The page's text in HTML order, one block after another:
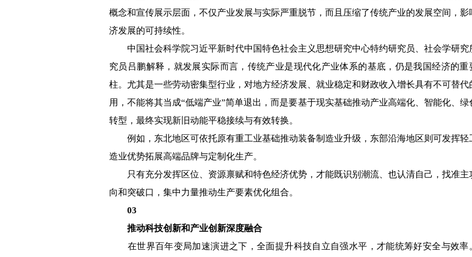
概念和宣传展示层面，不仅产业发展与实际严重脱节，而且压缩了传统产业的发展空间，影
济发展的可持续性。
中国社会科学院习近平新时代中国特色社会主义思想研究中心特约研究员、社会学研究
究员吕鹏解释，就发展实际而言，传统产业是现代化产业体系的基底，仍是我国经济的重
柱。尤其是一些劳动密集型行业，对地方经济发展、就业稳定和财政收入增长具有不可替代
用，不能将其当成“低端产业”简单退出，而是要基于现实基础推动产业高端化、智能化、绿
转型，最终实现新旧动能平稳接续与有效转换。
例如，东北地区可依托原有重工业基础推动装备制造业升级，东部沿海地区则可发挥轻
造业优势拓展高端品牌与定制化生产。
只有充分发挥区位、资源禀赋和特色经济优势，才能既识别潮流、也认清自己，找准主
向和突破口，集中力量推动生产要素优化组合。
03
推动科技创新和产业创新深度融合
在世界百年变局加速演进之下，全面提升科技自立自强水平，才能统筹好安全与效率